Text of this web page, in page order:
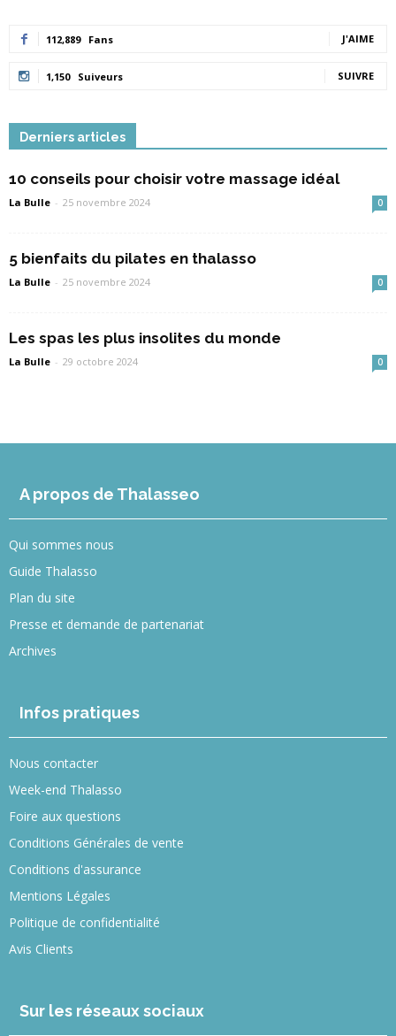
112,889 Fans J'AIME
1,150 Suiveurs SUIVRE
Derniers articles
10 conseils pour choisir votre massage idéal
La Bulle - 25 novembre 2024 0
5 bienfaits du pilates en thalasso
La Bulle - 25 novembre 2024 0
Les spas les plus insolites du monde
La Bulle - 29 octobre 2024 0
A propos de Thalasseo
Qui sommes nous
Guide Thalasso
Plan du site
Presse et demande de partenariat
Archives
Infos pratiques
Nous contacter
Week-end Thalasso
Foire aux questions
Conditions Générales de vente
Conditions d'assurance
Mentions Légales
Politique de confidentialité
Avis Clients
Sur les réseaux sociaux